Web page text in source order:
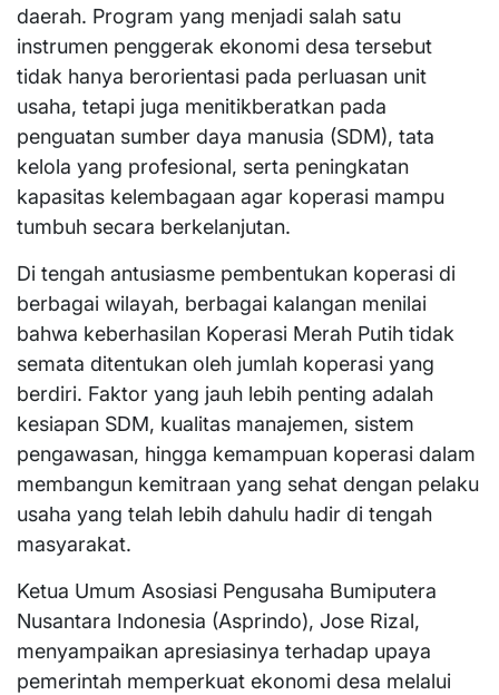
daerah. Program yang menjadi salah satu
instrumen penggerak ekonomi desa tersebut
tidak hanya berorientasi pada perluasan unit
usaha, tetapi juga menitikberatkan pada
penguatan sumber daya manusia (SDM), tata
kelola yang profesional, serta peningkatan
kapasitas kelembagaan agar koperasi mampu
tumbuh secara berkelanjutan.
Di tengah antusiasme pembentukan koperasi di
berbagai wilayah, berbagai kalangan menilai
bahwa keberhasilan Koperasi Merah Putih tidak
semata ditentukan oleh jumlah koperasi yang
berdiri. Faktor yang jauh lebih penting adalah
kesiapan SDM, kualitas manajemen, sistem
pengawasan, hingga kemampuan koperasi dalam
membangun kemitraan yang sehat dengan pelaku
usaha yang telah lebih dahulu hadir di tengah
masyarakat.
Ketua Umum Asosiasi Pengusaha Bumiputera
Nusantara Indonesia (Asprindo), Jose Rizal,
menyampaikan apresiasinya terhadap upaya
pemerintah memperkuat ekonomi desa melalui